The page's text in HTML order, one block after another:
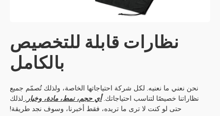
نظارات قابلة للتخصيص
بالكامل
نحن نعني ما نعنيه. لكل شركة احتياجاتها الخاصة، ولذلك تُصمّم جميع
نظاراتنا خصيصًا لتناسب احتياجاتك.أي حجم، نمط، مادة، وخيار. لذلك
حتى لو كنت لا ترى ما تريده، فقط أخبرنا، وسوف نجد طريقة!